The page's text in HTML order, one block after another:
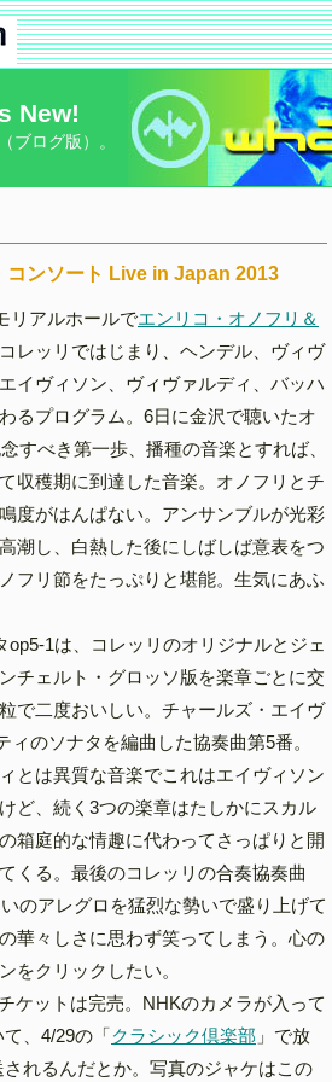
New!
ブログ版）。
コンソート Live in Japan 2013
リアルホールでエンリコ・オノフリ＆
レッリではじまり、ヘンデル、ヴィヴ
イヴィソン、ヴィヴァルディ、バッハ
るプログラム。6日に金沢で聴いたオ
すべき第一歩、播種の音楽とすれば、
収穫期に到達した音楽。オノフリとチ
度がはんぱない。アンサンブルが光彩
潮し、白熱した後にしばしば意表をつ
フリ節をたっぷりと堪能。生気にあふ
1は、コレッリのオリジナルとジェ
チェルト・グロッソ版を楽章ごとに交
で二度おいしい。チャールズ・エイヴ
ィのソナタを編曲した協奏曲第5番。
とは異質な音楽でこれはエイヴィソン
ど、続く3つの楽章はたしかにスカル
箱庭的な情趣に代わってさっぱりと開
くる。最後のコレッリの合奏協奏曲
のアレグロを猛烈な勢いで盛り上げて
華々しさに思わず笑ってしまう。心の
をクリックしたい。
ケットは完売。NHKのカメラが入って
て、4/29の「クラシック倶楽部 」で放
されるんだとか。写真のジャケはこの